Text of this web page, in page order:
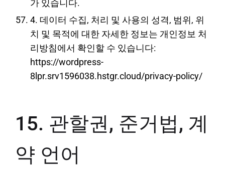
가 있습니다.
4. 데이터 수집, 처리 및 사용의 성격, 범위, 위
치 및 목적에 대한 자세한 정보는 개인정보 처
리방침에서 확인할 수 있습니다:
https://wordpress-
8lpr.srv1596038.hstgr.cloud/privacy-policy/
15. 관할권, 준거법, 계
약 언어